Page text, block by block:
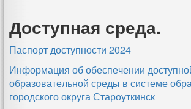
Доступная среда.
Паспорт доступности 2024
Информация об обеспечении
образовательной среды в системе
городского округа Староуткинск